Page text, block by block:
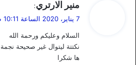
ل
منير الارتري:
7 يناير، 2020 الساعة 10:11 ص
السلام وعليكم ورحمة الله
نكتتة ليتوال غير صحيحة
ها شكرا